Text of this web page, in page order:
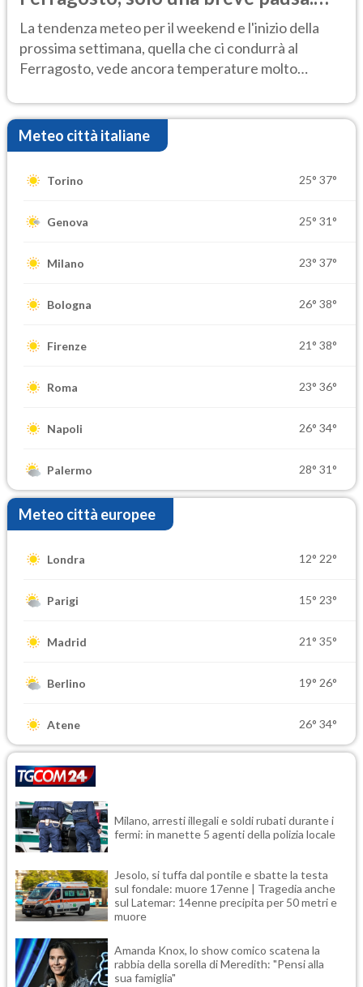
Ecco dove
La tendenza meteo per il weekend e l'inizio della
prossima settimana, quella che ci condurrà al
Ferragosto, vede ancora temperature molto
Meteo città italiane
Torino 25° 37°
Genova 25° 31°
Milano 23° 37°
Bologna 26° 38°
Firenze 21° 38°
Roma 23° 36°
Napoli 26° 34°
Palermo 28° 31°
Meteo città europee
Londra 12° 22°
Parigi 15° 23°
Madrid 21° 35°
Berlino 19° 26°
Atene 26° 34°
Milano, arresti illegali e soldi rubati durante i
fermi: in manette 5 agenti della polizia locale
Jesolo, si tuffa dal pontile e sbatte la testa
sul fondale: muore 17enne | Tragedia anche
sul Latemar: 14enne precipita per 50 metri e
muore
Amanda Knox, lo show comico scatena la
rabbia della sorella di Meredith: "Pensi alla
sua famiglia"